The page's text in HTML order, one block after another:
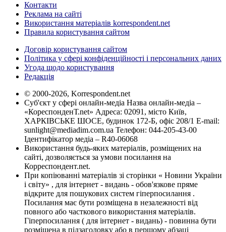
Контакти
Реклама на сайті
Використання матеріалів korrespondent.net
Правила користування сайтом
Договір користування сайтом
Політика у сфері конфіденційності і персональних даних
Угода щодо користування
Редакція
© 2000-2026, Korrespondent.net
Суб'єкт у сфері онлайн-медіа Назва онлайн-медіа –
«КореспонденТ.net» Адреса: 02091, місто Київ,
ХАРКІВСЬКЕ ШОСЕ, будинок 172-Б, офіс 208/1 E-mail:
sunlight@mediadim.com.ua Телефон: 044-205-43-00
Ідентифікатор медіа – R40-06068
Використання будь-яких матеріалів, розміщених на
сайті, дозволяється за умови посилання на
Корреспондент.net.
При копіюванні матеріалів зі сторінки « Новини України
і світу» , для інтернет - видань - обов'язкове пряме
відкрите для пошукових систем гіперпосилання .
Посилання має бути розміщена в незалежності від
повного або часткового використання матеріалів.
Гіперпосилання ( для інтернет - видань) - повинна бути
розміщена в підзаголовку або в першому абзаці